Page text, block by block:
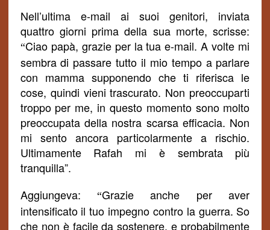
Nell’ultima e-mail ai suoi genitori, inviata
quattro giorni prima della sua morte, scrisse:
“Ciao papà, grazie per la tua e-mail. A volte mi
sembra di passare tutto il mio tempo a parlare
con mamma supponendo che ti riferisca le
cose, quindi vieni trascurato. Non preoccuparti
troppo per me, in questo momento sono molto
preoccupata della nostra scarsa efficacia. Non
mi sento ancora particolarmente a rischio.
Ultimamente Rafah mi è sembrata più
tranquilla”.
Aggiungeva:“Grazie anche per aver
intensificato il tuo impegno contro la guerra. So
che non è facile da sostenere, e probabilmente